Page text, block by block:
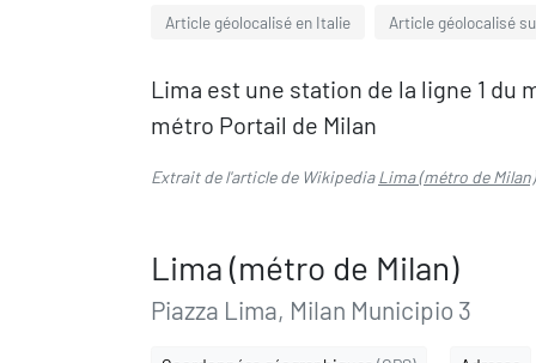
Article géolocalisé en Italie Article géolocalisé
Lima est une station de la ligne 1 du
métro Portail de Milan
Extrait de l'article de WikipediaLima (métro de Milan)
Lima (métro de Milan)
Piazza Lima, Milan Municipio 3